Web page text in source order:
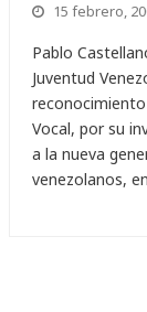
15 febrero,
Pablo
Juventud
Vocal, por su
a la nueva
venezolanos,